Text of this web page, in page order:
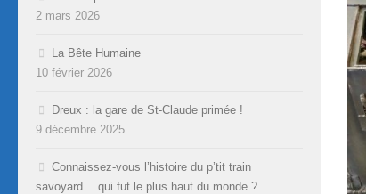
2 mars 2026
La Bête Humaine
10 février 2026
Dreux : la gare de St-Claude primée !
9 décembre 2025
Connaissez-vous l’histoire du p’tit train
savoyard… qui fut le plus haut du monde ?